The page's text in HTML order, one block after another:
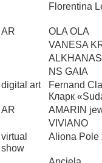
Florentina
AR
OLA OLA
VANESA
NS GAIA
digital art
Fernand
Кларк
AR
AMARIN
VIVIANO
virtual
show
Aliona Pole